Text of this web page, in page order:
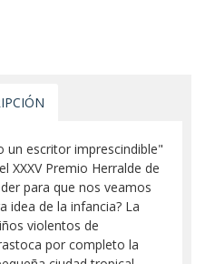
un escritor imprescindible"
XXXV Premio Herralde de
para que nos veamos
idea de la infancia? La
violentos de
por completo la